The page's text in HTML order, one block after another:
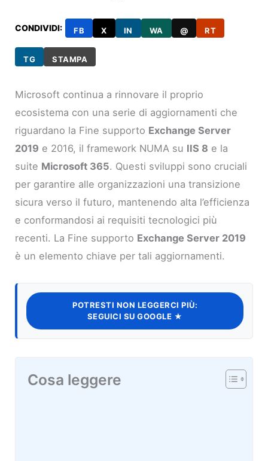
CONDIVIDI: FB X IN WA @ RT
TG STAMPA
Microsoft continua a rinnovare il proprio
ecosistema con una serie di aggiornamenti che
riguardano la Fine supporto Exchange Server
2019 e 2016, il framework NUMA su IIS 8 e la
suite Microsoft 365. Questi sviluppi sono cruciali
per garantire alle organizzazioni una transizione
sicura verso il futuro, mantenendo alta l’efficienza
e conformandosi ai requisiti tecnologici più
recenti. La Fine supporto Exchange Server 2019
è un elemento chiave per tali aggiornamenti.
POTRESTI NON LEGGERCI PIÙ:
SEGUICI SU GOOGLE ★
Cosa leggere